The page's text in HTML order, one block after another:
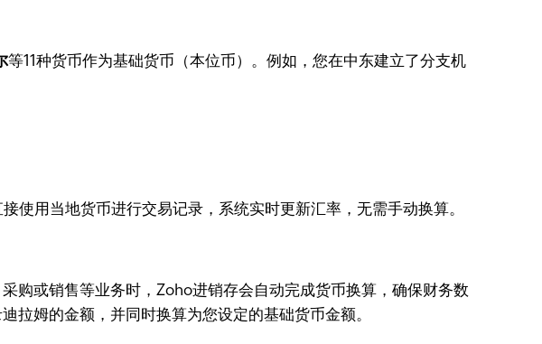
等11种货币作为基础货币（本位币）。例如，您在中东建立了分支机
使用当地货币进行交易记录，系统实时更新汇率，无需手动换算。
购或销售等业务时，Zoho进销存会自动完成货币换算，确保财务数
拉姆的金额，并同时换算为您设定的基础货币金额。